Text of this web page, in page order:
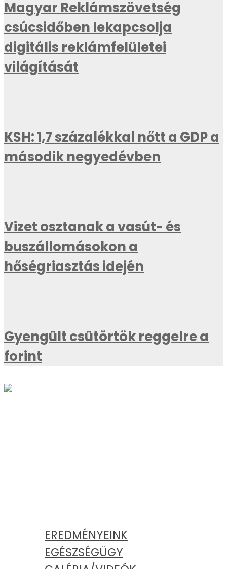
Magyar Reklámszövetség
csúcsidőben lekapcsolja
digitális reklámfelületei
világítását
KSH: 1,7 százalékkal nőtt a GDP a
második negyedévben
Vizet osztanak a vasút- és
buszállomásokon a
hőségriasztás idején
Gyengült csütörtök reggelre a
forint
EREDMÉNYEINK
EGÉSZSÉGÜGY